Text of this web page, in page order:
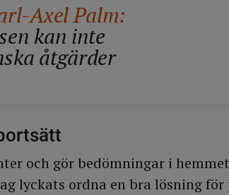
Axel Palm:
kan inte
åtgärder
och gör bedömningar i
lyckats ordna en bra lösning